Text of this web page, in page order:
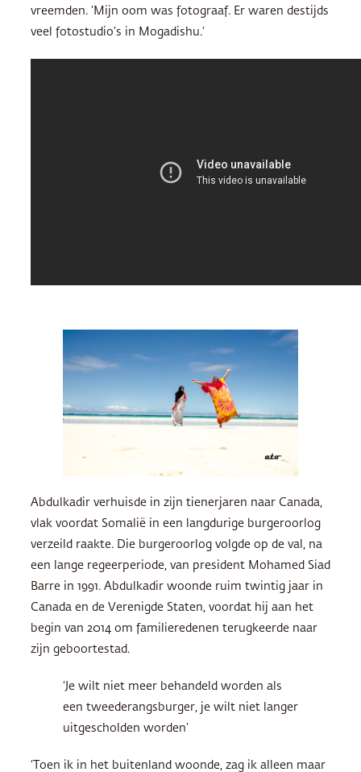
vreemden. ‘Mijn oom was fotograaf. Er waren destijds
veel fotostudio’s in Mogadishu.’
Abdulkadir verhuisde in zijn tienerjaren naar Canada,
vlak voordat Somalië in een langdurige burgeroorlog
verzeild raakte. Die burgeroorlog volgde op de val, na
een lange regeerperiode, van president Mohamed Siad
Barre in 1991. Abdulkadir woonde ruim twintig jaar in
Canada en de Verenigde Staten, voordat hij aan het
begin van 2014 om familieredenen terugkeerde naar
zijn geboortestad.
‘Je wilt niet meer behandeld worden als
een tweederangsburger, je wilt niet langer
uitgescholden worden’
‘Toen ik in het buitenland woonde, zag ik alleen maar